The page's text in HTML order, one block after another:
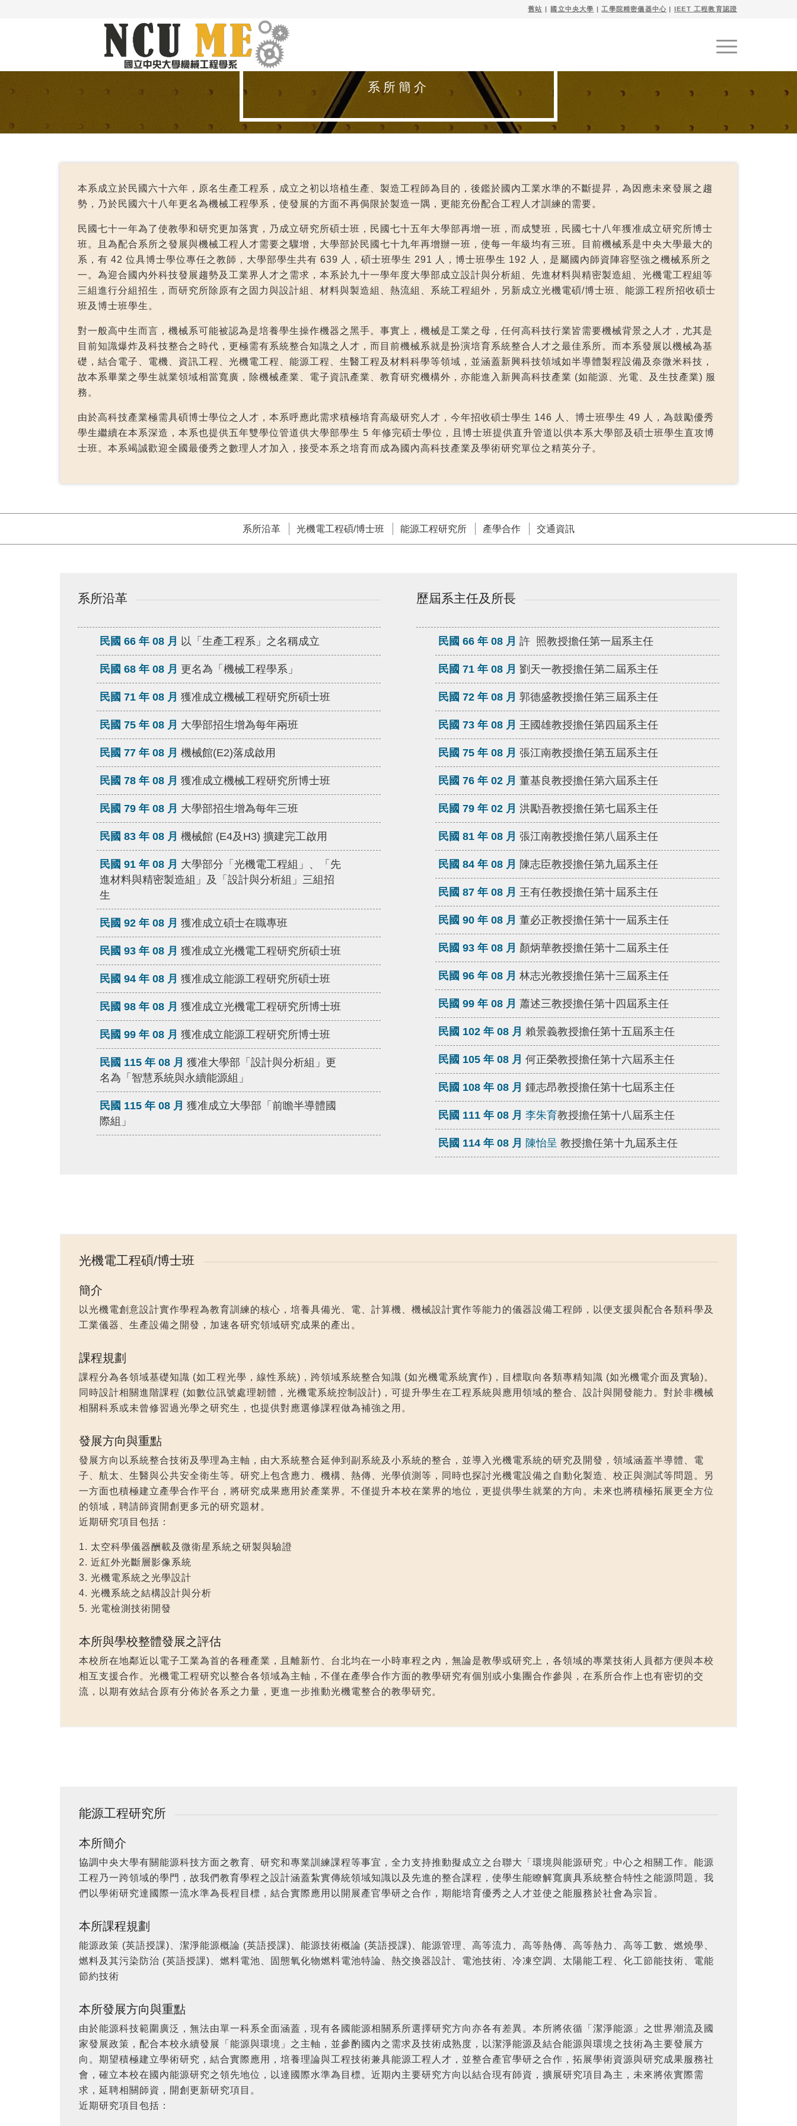
舊站 | 國立中央大學 | 工學院精密儀器中心 | IEET 工程教育認證
系所簡介
本系成立於民國六十六年，原名生產工程系，成立之初以培植生產、製造工程師為目的，後鑑於國內工業水準的不斷提昇，為因應未來發展之趨
勢，乃於民國六十八年更名為機械工程學系，使發展的方面不再侷限於製造一隅，更能充份配合工程人才訓練的需要。
民國七十一年為了使教學和研究更加落實，乃成立研究所碩士班，民國七十五年大學部再增一班，而成雙班，民國七十八年獲准成立研究所博士
班。且為配合系所之發展與機械工程人才需要之驟增，大學部於民國七十九年再增辦一班，使每一年級均有三班。目前機械系是中央大學最大的
系，有 42 位具博士學位專任之教師，大學部學生共有 639 人，碩士班學生 291 人，博士班學生 192 人，是屬國內師資陣容堅強之機械系所之
一。 為迎合國內外科技發展趨勢及工業界人才之需求，本系於九十一學年度大學部成立設計與分析組、先進材料與精密製造組、光機電工程組等
三組進行分組招生，而研究所除原有之固力與設計組、材料與製造組、熱流組、系統工程組外，另新成立光機電碩/博士班、能源工程所招收碩士
班及博士班學生。
對一般高中生而言，機械系可能被認為是培養學生操作機器之黑手。事實上，機械是工業之母，任何高科技行業皆需要機械背景之人才，尤其是
目前知識爆炸及科技整合之時代，更極需有系統整合知識之人才，而目前機械系就是扮演培育系統整合人才之最佳系所。 而本系發展以機械為基
礎，結合電子、電機、資訊工程、光機電工程、能源工程、生醫工程及材料科學等領域，並涵蓋新興科技領域如半導體製程設備及奈微米科技，
故本系畢業之學生就業領域相當寬廣，除機械產業、電子資訊產業、教育研究機構外，亦能進入新興高科技產業 (如能源、光電、及生技產業) 服
務。
由於高科技產業極需具碩博士學位之人才，本系呼應此需求積極培育高級研究人才，今年招收碩士學生 146 人、博士班學生 49 人，為鼓勵優秀
學生繼續在本系深造，本系也提供五年雙學位管道供大學部學生 5 年修完碩士學位，且博士班提供直升管道以供本系大學部及碩士班學生直攻博
士班。本系竭誠歡迎全國最優秀之數理人才加入，接受本系之培育而成為國內高科技產業及學術研究單位之精英分子。
系所沿革 光機電工程碩/博士班 能源工程研究所 產學合作 交通資訊
系所沿革
民國 66 年 08 月 以「生產工程系」之名稱成立
民國 68 年 08 月 更名為「機械工程學系」
民國 71 年 08 月 獲准成立機械工程研究所碩士班
民國 75 年 08 月 大學部招生增為每年兩班
民國 77 年 08 月 機械館(E2)落成啟用
民國 78 年 08 月 獲准成立機械工程研究所博士班
民國 79 年 08 月 大學部招生增為每年三班
民國 83 年 08 月 機械館 (E4及H3) 擴建完工啟用
民國 91 年 08 月 大學部分「光機電工程組」、「先
進材料與精密製造組」及「設計與分析組」三組招
生
民國 92 年 08 月 獲准成立碩士在職專班
民國 93 年 08 月 獲准成立光機電工程研究所碩士班
民國 94 年 08 月 獲准成立能源工程研究所碩士班
民國 98 年 08 月 獲准成立光機電工程研究所博士班
民國 99 年 08 月 獲准成立能源工程研究所博士班
民國 115 年 08 月 獲准大學部「設計與分析組」更
名為「智慧系統與永續能源組」
民國 115 年 08 月 獲准成立大學部「前瞻半導體國
際組」
歷屆系主任及所長
民國 66 年 08 月 許 照教授擔任第一屆系主任
民國 71 年 08 月 劉天一教授擔任第二屆系主任
民國 72 年 08 月 郭德盛教授擔任第三屆系主任
民國 73 年 08 月 王國雄教授擔任第四屆系主任
民國 75 年 08 月 張江南教授擔任第五屆系主任
民國 76 年 02 月 董基良教授擔任第六屆系主任
民國 79 年 02 月 洪勵吾教授擔任第七屆系主任
民國 81 年 08 月 張江南教授擔任第八屆系主任
民國 84 年 08 月 陳志臣教授擔任第九屆系主任
民國 87 年 08 月 王有任教授擔任第十屆系主任
民國 90 年 08 月 董必正教授擔任第十一屆系主任
民國 93 年 08 月 顏炳華教授擔任第十二屆系主任
民國 96 年 08 月 林志光教授擔任第十三屆系主任
民國 99 年 08 月 蕭述三教授擔任第十四屆系主任
民國 102 年 08 月 賴景義教授擔任第十五屆系主任
民國 105 年 08 月 何正榮教授擔任第十六屆系主任
民國 108 年 08 月 鍾志昂教授擔任第十七屆系主任
民國 111 年 08 月 李朱育教授擔任第十八屆系主任
民國 114 年 08 月 陳怡呈 教授擔任第十九屆系主任
光機電工程碩/博士班
簡介
以光機電創意設計實作學程為教育訓練的核心，培養具備光、電、計算機、機械設計實作等能力的儀器設備工程師，以便支援與配合各類科學及
工業儀器、生產設備之開發，加速各研究領域研究成果的產出。
課程規劃
課程分為各領域基礎知識 (如工程光學，線性系統)，跨領域系統整合知識 (如光機電系統實作)，目標取向各類專精知識 (如光機電介面及實驗)。
同時設計相關進階課程 (如數位訊號處理韌體，光機電系統控制設計)，可提升學生在工程系統與應用領域的整合、設計與開發能力。對於非機械
相關科系或未曾修習過光學之研究生，也提供對應選修課程做為補強之用。
發展方向與重點
發展方向以系統整合技術及學理為主軸，由大系統整合延伸到副系統及小系統的整合，並導入光機電系統的研究及開發，領域涵蓋半導體、電
子、航太、生醫與公共安全衛生等。研究上包含應力、機構、熱傳、光學偵測等，同時也探討光機電設備之自動化製造、校正與測試等問題。另
一方面也積極建立產學合作平台，將研究成果應用於產業界。不僅提升本校在業界的地位，更提供學生就業的方向。未來也將積極拓展更全方位
的領域，聘請師資開創更多元的研究題材。
近期研究項目包括：
1. 太空科學儀器酬載及微衛星系統之研製與驗證
2. 近紅外光斷層影像系統
3. 光機電系統之光學設計
4. 光機系統之結構設計與分析
5. 光電檢測技術開發
本所與學校整體發展之評估
本校所在地鄰近以電子工業為首的各種產業，且離新竹、台北均在一小時車程之內，無論是教學或研究上，各領域的專業技術人員都方便與本校
相互支援合作。光機電工程研究以整合各領域為主軸，不僅在產學合作方面的教學研究有個別或小集團合作參與，在系所合作上也有密切的交
流，以期有效結合原有分佈於各系之力量，更進一步推動光機電整合的教學研究。
能源工程研究所
本所簡介
協調中央大學有關能源科技方面之教育、研究和專業訓練課程等事宜，全力支持推動擬成立之台聯大「環境與能源研究」中心之相關工作。能源
工程乃一跨領域的學門，故我們教育學程之設計涵蓋紮實傳統領域知識以及先進的整合課程，使學生能瞭解寬廣具系統整合特性之能源問題。我
們以學術研究達國際一流水準為長程目標，結合實際應用以開展產官學研之合作，期能培育優秀之人才並使之能服務於社會為宗旨。
本所課程規劃
能源政策 (英語授課)、潔淨能源概論 (英語授課)、能源技術概論 (英語授課)、能源管理、高等流力、高等熱傳、高等熱力、高等工數、燃燒學、
燃料及其污染防治 (英語授課)、燃料電池、固態氧化物燃料電池特論、熱交換器設計、電池技術、冷凍空調、太陽能工程、化工節能技術、電能
節約技術
本所發展方向與重點
由於能源科技範圍廣泛，無法由單一科系全面涵蓋，現有各國能源相關系所選擇研究方向亦各有差異。本所將依循「潔淨能源」之世界潮流及國
家發展政策，配合本校永續發展「能源與環境」之主軸，並參酌國內之需求及技術成熟度，以潔淨能源及結合能源與環境之技術為主要發展方
向。期望積極建立學術研究，結合實際應用，培養理論與工程技術兼具能源工程人才，並整合產官學研之合作，拓展學術資源與研究成果服務社
會，確立本校在國內能源研究之領先地位，以達國際水準為目標。近期內主要研究方向以結合現有師資，擴展研究項目為主，未來將依實際需
求，延聘相關師資，開創更新研究項目。
近期研究項目包括：